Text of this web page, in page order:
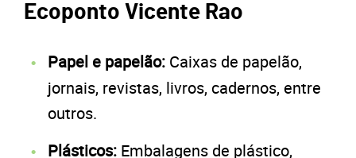
Ecoponto Vicente Rao
Papel e papelão: Caixas de papelão,
jornais, revistas, livros, cadernos, entre
outros.
Plásticos: Embalagens de plástico,